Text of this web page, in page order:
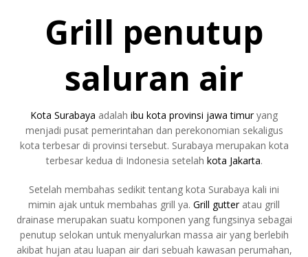
Grill penutup
saluran air
Kota Surabaya adalah ibu kota provinsi jawa timuryang
menjadi pusat pemerintahan dan perekonomian sekaligus
kota terbesar di provinsi tersebut. Surabaya merupakan kota
terbesar kedua di Indonesia setelah kota Jakarta.
Setelah membahas sedikit tentang kota Surabaya kali ini
mimin ajak untuk membahas grill ya. Grill gutteratau grill
drainase merupakan suatu komponen yang fungsinya sebagai
penutup selokan untuk menyalurkan massa air yang berlebih
akibat hujan atau luapan air dari sebuah kawasan perumahan,